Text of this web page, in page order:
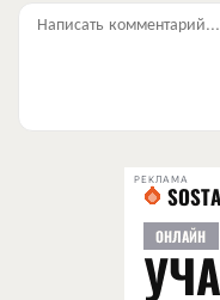
Написать комментарий...
РЕКЛАМА